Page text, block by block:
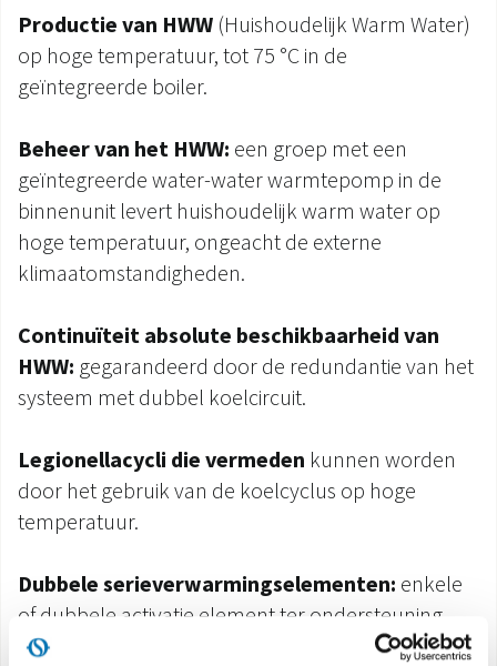
Productie van HWW (Huishoudelijk Warm Water)
op hoge temperatuur, tot 75 °C in de
geïntegreerde boiler.
Beheer van het HWW: een groep met een
geïntegreerde water-water warmtepomp in de
binnenunit levert huishoudelijk warm water op
hoge temperatuur, ongeacht de externe
klimaatomstandigheden.
Continuïteit absolute beschikbaarheid van
HWW: gegarandeerd door de redundantie van het
systeem met dubbel koelcircuit.
Legionellacycli die vermeden kunnen worden
door het gebruik van de koelcyclus op hoge
temperatuur.
Dubbele serieverwarmingselementen: enkele
of dubbele activatie element ter ondersteuning
van de warmtepomp via een simepele configuratie